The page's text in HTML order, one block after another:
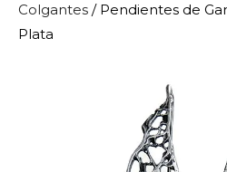
Colgantes / Pendientes de
Plata